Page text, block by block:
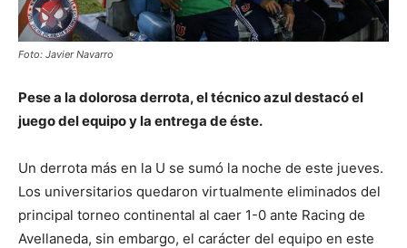
Foto: Javier Navarro
Pese a la dolorosa derrota, el técnico azul destacó el
juego del equipo y la entrega de éste.
Un derrota más en la U se sumó la noche de este jueves.
Los universitarios quedaron virtualmente eliminados del
principal torneo continental al caer 1-0 ante Racing de
Avellaneda, sin embargo, el carácter del equipo en este